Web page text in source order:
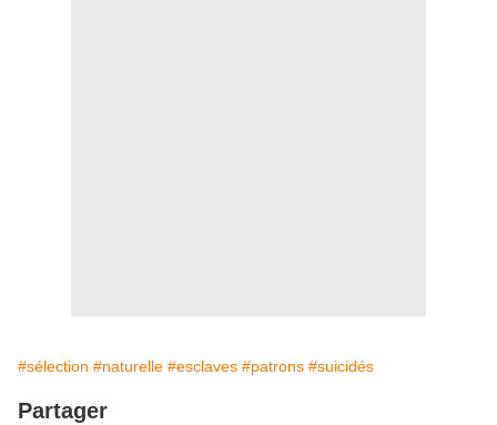
#sélection #naturelle #esclaves #patrons #suicidés
Partager